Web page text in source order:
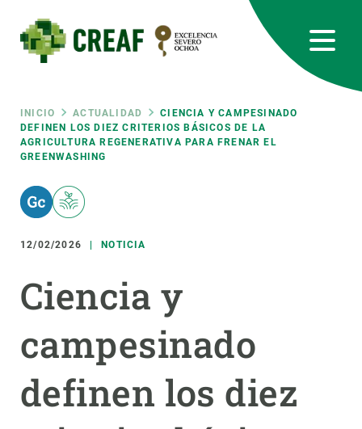
contenido
principal
Ruta
de
navegación
INICIO ACTUALIDAD
CIENCIA Y CAMPESINADO
DEFINEN LOS DIEZ CRITERIOS BÁSICOS DE LA
AGRICULTURA REGENERATIVA PARA FRENAR EL
GREENWASHING
12/02/2026 NOTICIA
Ciencia y
campesinado
definen los diez
RRSS
Featured
responsive
INTRANET
Responsive
menu
SOBRE NOSOTROS
INVESTIGACIÓN
ÚNETE A NOSOTROS
PARTICIPA